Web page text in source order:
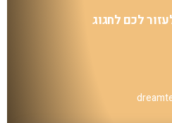
לכם לחגוג